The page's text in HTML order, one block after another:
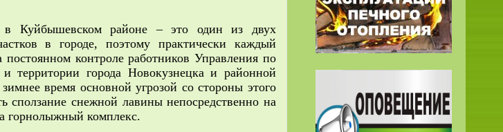
в Куйбышевском районе – это один из двух
в городе, поэтому практически каждый
постоянном контроле работников Управления по
и территории города Новокузнецка и районной
время основной угрозой со стороны этого
сползание снежной лавины непосредственно на
горнолыжный комплекс.